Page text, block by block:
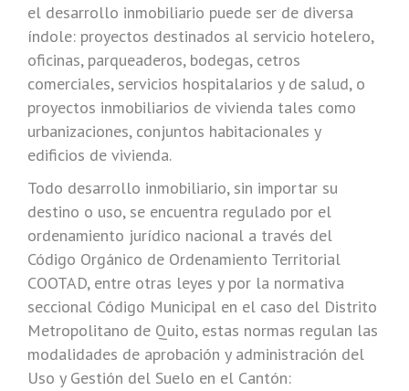
el desarrollo inmobiliario puede ser de diversa
índole: proyectos destinados al servicio hotelero,
oficinas, parqueaderos, bodegas, cetros
comerciales, servicios hospitalarios y de salud, o
proyectos inmobiliarios de vivienda tales como
urbanizaciones, conjuntos habitacionales y
edificios de vivienda.
Todo desarrollo inmobiliario, sin importar su
destino o uso, se encuentra regulado por el
ordenamiento jurídico nacional a través del
Código Orgánico de Ordenamiento Territorial
COOTAD, entre otras leyes y por la normativa
seccional Código Municipal en el caso del Distrito
Metropolitano de Quito, estas normas regulan las
modalidades de aprobación y administración del
Uso y Gestión del Suelo en el Cantón: